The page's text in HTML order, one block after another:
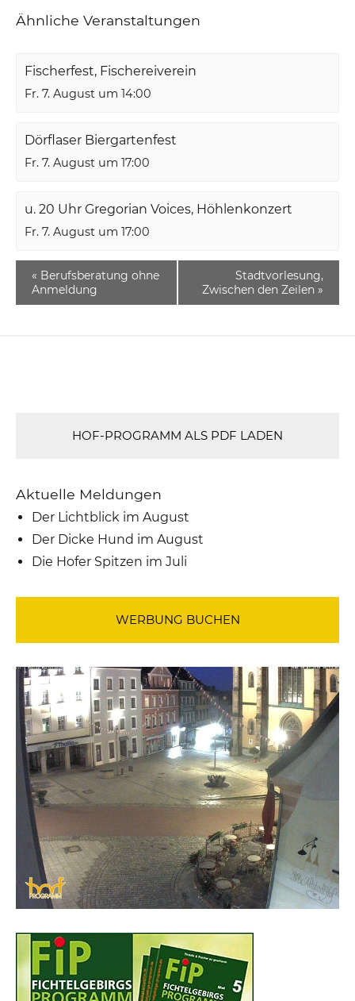
Ähnliche Veranstaltungen
Fischerfest, Fischereiverein
Fr. 7. August um 14:00
Dörflaser Biergartenfest
Fr. 7. August um 17:00
u. 20 Uhr Gregorian Voices, Höhlenkonzert
Fr. 7. August um 17:00
« Berufsberatung ohne
Anmeldung
Stadtvorlesung,
Zwischen den Zeilen »
HOF-PROGRAMM ALS PDF LADEN
Aktuelle Meldungen
Der Lichtblick im August
Der Dicke Hund im August
Die Hofer Spitzen im Juli
WERBUNG BUCHEN